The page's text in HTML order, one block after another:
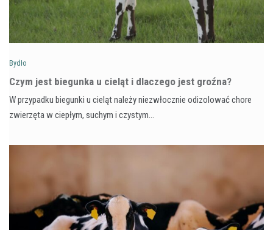
Bydło
Czym jest biegunka u cieląt i dlaczego jest groźna?
W przypadku biegunki u cieląt należy niezwłocznie odizolować chore
zwierzęta w ciepłym, suchym i czystym…